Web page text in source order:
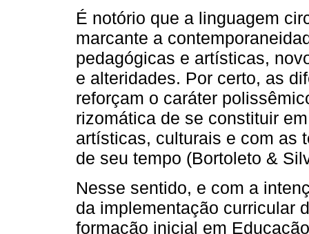
É notório que a linguagem
marcante a
pedagógicas e artísticas,
e alteridades. Por certo, as
reforçam o caráter
rizomática de se constituir
artísticas, culturais e com as
de seu tempo (Bortoleto &
Nesse sentido, e com a
da implementação curricular
formação inicial em